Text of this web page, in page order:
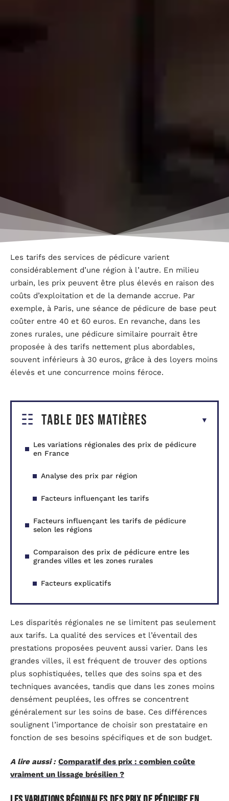
Les tarifs des services de pédicure varient
considérablement d’une région à l’autre. En milieu
urbain, les prix peuvent être plus élevés en raison des
coûts d’exploitation et de la demande accrue. Par
exemple, à Paris, une séance de pédicure de base peut
coûter entre 40 et 60 euros. En revanche, dans les
zones rurales, une pédicure similaire pourrait être
proposée à des tarifs nettement plus abordables,
souvent inférieurs à 30 euros, grâce à des loyers moins
élevés et une concurrence moins féroce.
Table des matières
Les variations régionales des prix de pédicure
en France
Analyse des prix par région
Facteurs influençant les tarifs
Facteurs influençant les tarifs de pédicure
selon les régions
Comparaison des prix de pédicure entre les
grandes villes et les zones rurales
Facteurs explicatifs
Les disparités régionales ne se limitent pas seulement
aux tarifs. La qualité des services et l’éventail des
prestations proposées peuvent aussi varier. Dans les
grandes villes, il est fréquent de trouver des options
plus sophistiquées, telles que des soins spa et des
techniques avancées, tandis que dans les zones moins
densément peuplées, les offres se concentrent
généralement sur les soins de base. Ces différences
soulignent l’importance de choisir son prestataire en
fonction de ses besoins spécifiques et de son budget.
A lire aussi : Comparatif des prix : combien coûte
vraiment un lissage brésilien ?